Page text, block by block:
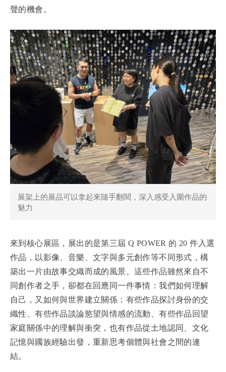
聲的機會。
展架上的展品可以拿起來隨手翻閱，深入感受入圍作品的
魅力
來到核心展區，展出的是第三屆 Q POWER 的 20 件入選
作品，以影像、音樂、文字與多元創作等不同形式，構
築出一片由故事交織而成的風景。這些作品雖然來自不
同創作者之手，卻都在回應同一件事情：我們如何理解
自己，又如何與世界建立關係；有些作品探討身份的交
織性、有些作品談論慾望與情感的流動、有些作品回望
家庭關係中的理解與衝突，也有作品從土地認同、文化
記憶與國族經驗出發，重新思考個體與社會之間的連
結。